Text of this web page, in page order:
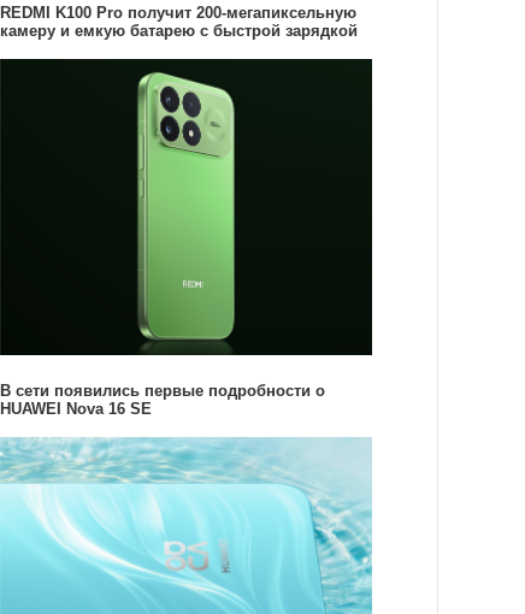
REDMI K100 Pro получит 200-мегапиксельную
камеру и емкую батарею с быстрой зарядкой
В сети появились первые подробности о
HUAWEI Nova 16 SE